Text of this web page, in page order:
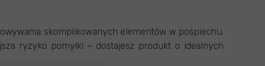
skomplikowanych elementów w pośpiechu.
ryzyko pomyłki – dostajesz produkt o idealnych